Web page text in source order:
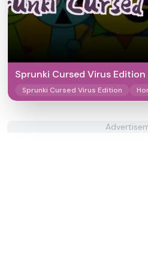
Sprunki Cursed Virus Edition
Sprunki Cursed Virus Edition